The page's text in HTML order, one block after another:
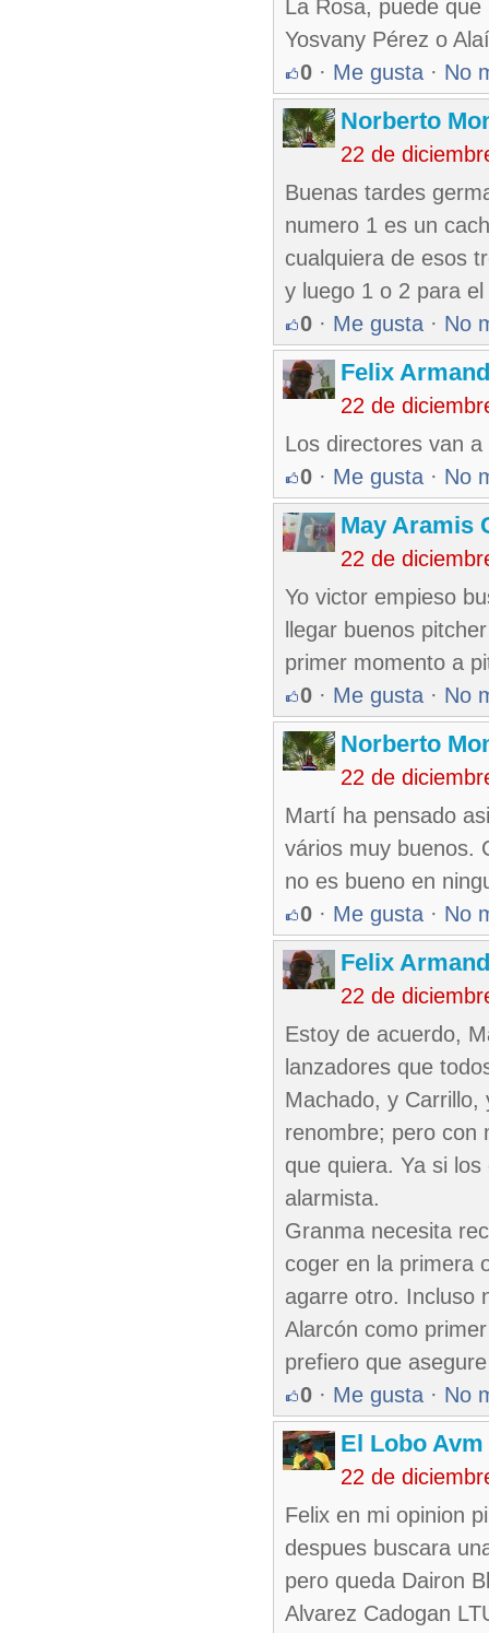
La Rosa, puede
Yosvany Pérez o
0 · Me gusta · No
Norberto
22 de
Buenas tardes
numero 1 es un
cualquiera de esos
y luego 1 o 2 para
0 · Me gusta · No
Felix
22 de
Los directores van
0 · Me gusta · No
May Aramis
22 de
Yo victor empieso
llegar buenos
primer momento a
0 · Me gusta · No
Norberto
22 de
Martí ha pensado
vários muy buenos.
no es bueno en
0 · Me gusta · No
Felix
22 de
Estoy de acuerdo,
lanzadores que
Machado, y
renombre; pero con
que quiera. Ya si
alarmista.
Granma necesita
coger en la primera
agarre otro. Incluso
Alarcón como
prefiero que
0 · Me gusta · No
El Lobo Avm
22 de
Felix en mi opinion
despues buscara
pero queda Dairon
Alvarez Cadogan